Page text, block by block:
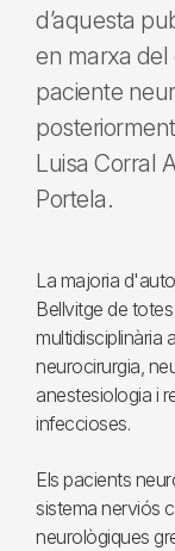
d’aquesta
en marxa del
paciente
Luisa Corral
Portela.
La majoria
Bellvitge de
multidisciplinària
neurocirurgia,
anestesiologia i
infeccioses.
Els pacients
sistema nerviós
neurològiques